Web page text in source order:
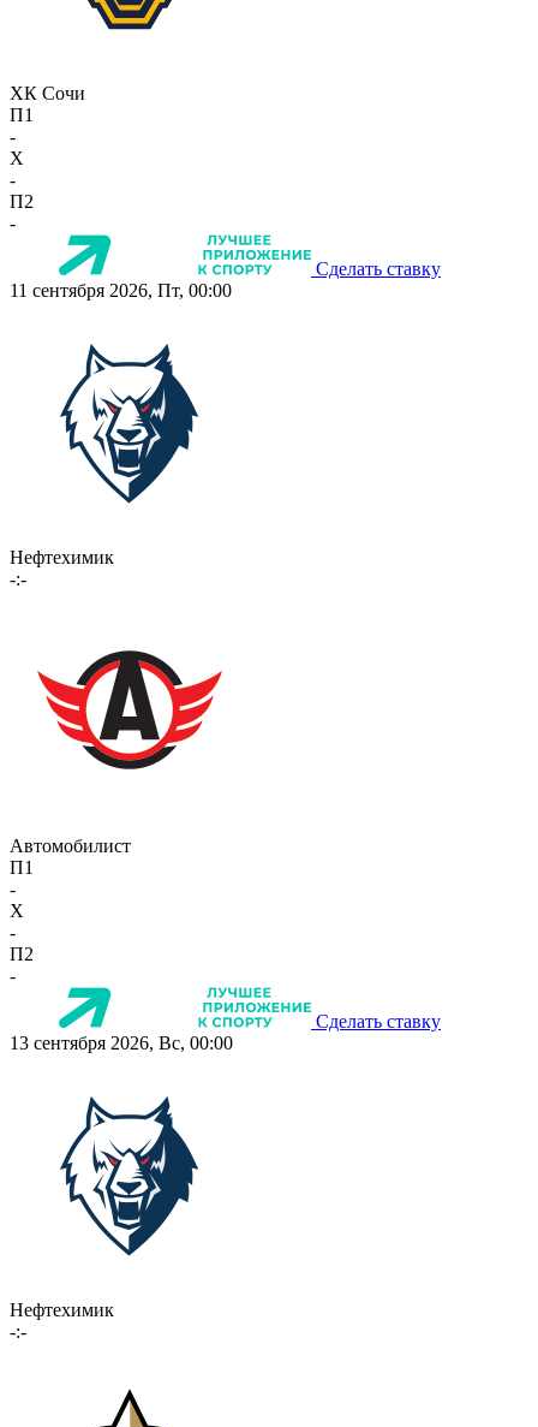
ХК Сочи
П1
-
X
-
П2
-
Сделать ставку
11 сентября 2026, Пт, 00:00
Нефтехимик
-:-
Автомобилист
П1
-
X
-
П2
-
Сделать ставку
13 сентября 2026, Вс, 00:00
Нефтехимик
-:-